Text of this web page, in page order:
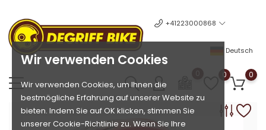
Wir verwenden Cookies
Wir verwenden Cookies, um Ihnen die
bestmögliche Erfahrung auf unserer Website zu
bieten. Indem Sie auf OK klicken, stimmen Sie
unserer Cookie-Richtlinie zu. Wenn Sie Ihre
+41223000868
Deutsch
0 0